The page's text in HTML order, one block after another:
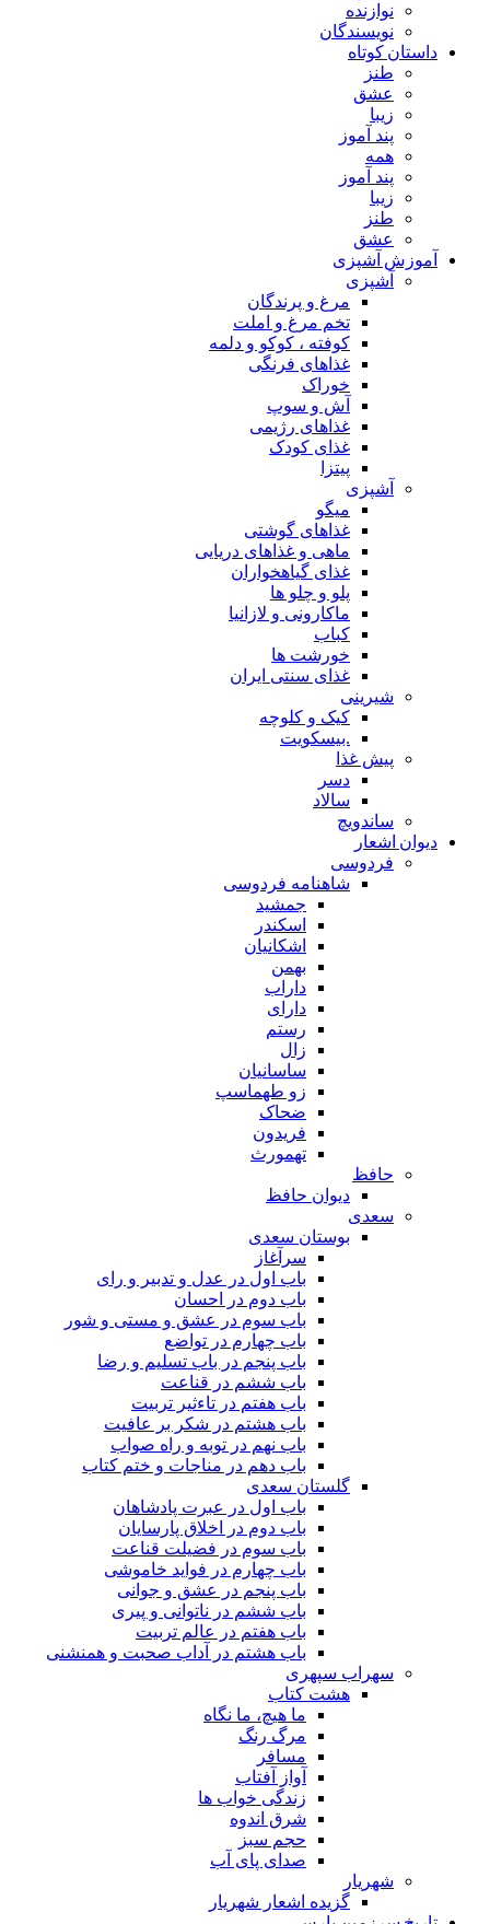
نوازنده
نویسندگان
داستان کوتاه
طنز
عشق
زیبا
پند آموز
همه
پند آموز
زیبا
طنز
عشق
آموزش آشپزی
آشپزی
مرغ و پرندگان
تخم مرغ و املت
کوفته ، کوکو و دلمه
غذاهای فرنگی
خوراک
آش و سوپ
غذاهای رژیمی
غذای کودک
پیتزا
آشپزی
میگو
غذاهای گوشتی
ماهی و غذاهای دریایی
غذای گیاهخواران
پلو و چلو ها
ماکارونی و لازانیا
کباب
خورشت ها
غذای سنتی ایران
شیرینی
کیک و کلوچه
.بیسکویت
پیش غذا
دسر
سالاد
ساندویچ
دیوان اشعار
فردوسی
شاهنامه فردوسی
جمشید
اسکندر
اشکانیان
بهمن
داراب
دارای
رستم
زال
ساسانیان
زو طهماسپ‏
ضحاک
فریدون
تهمورث
حافظ
دیوان حافظ
سعدی
بوستان سعدی
سرآغاز
باب اول در عدل و تدبیر و رای
باب دوم در احسان
باب سوم در عشق و مستی و شور
باب چهارم در تواضع
باب پنجم در باب تسلیم و رضا
باب ششم در قناعت
باب هفتم در تاءثیر تربیت
باب هشتم در شکر بر عافیت
باب نهم در توبه و راه صواب
باب دهم در مناجات و ختم کتاب
گلستان سعدی
باب اول در عبرت پادشاهان
باب دوم در اخلاق پارسایان
باب سوم در فضیلت قناعت
باب چهارم در فواید خاموشى
باب پنجم در عشق و جوانى
باب ششم در ناتوانى و پیرى
باب هفتم در عالم تربیت
باب هشتم در آداب صحبت و همنشنى
سهراب سپهری
هشت کتاب
ما هیچ، ما نگاه
مرگ رنگ
مسافر
آواز آفتاب
زندگی خواب ها
شرق اندوه
حجم سبز
صدای پای آب
شهریار
گزیده اشعار شهریار